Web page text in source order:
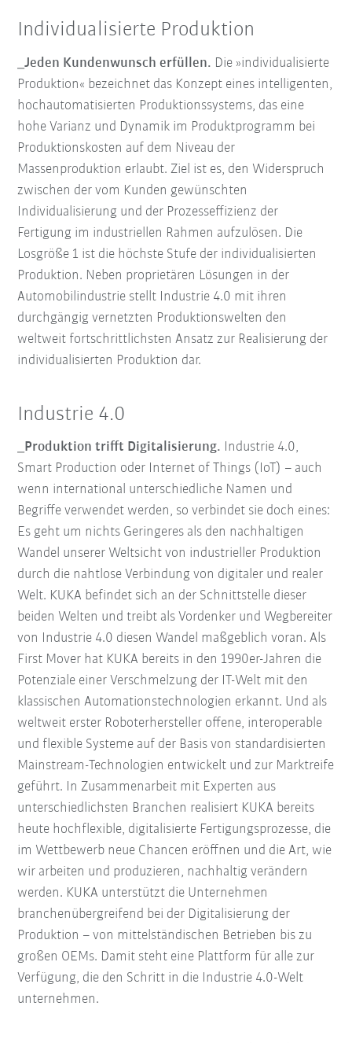
Individualisierte Produktion
_Jeden Kundenwunsch erfüllen. Die »individualisierte
Produktion« bezeichnet das Konzept eines intelligenten,
hochautomatisierten Produktionssystems, das eine
hohe Varianz und Dynamik im Produktprogramm bei
Produktionskosten auf dem Niveau der
Massenproduktion erlaubt. Ziel ist es, den Widerspruch
zwischen der vom Kunden gewünschten
Individualisierung und der Prozesseffizienz der
Fertigung im industriellen Rahmen aufzulösen. Die
Losgröße 1 ist die höchste Stufe der individualisierten
Produktion. Neben proprietären Lösungen in der
Automobilindustrie stellt Industrie 4.0 mit ihren
durchgängig vernetzten Produktionswelten den
weltweit fortschrittlichsten Ansatz zur Realisierung der
individualisierten Produktion dar.
Industrie 4.0
_Produktion trifft Digitalisierung. Industrie 4.0,
Smart Production oder Internet of Things (IoT) – auch
wenn international unterschiedliche Namen und
Begriffe verwendet werden, so verbindet sie doch eines:
Es geht um nichts Geringeres als den nachhaltigen
Wandel unserer Weltsicht von industrieller Produktion
durch die nahtlose Verbindung von digitaler und realer
Welt. KUKA befindet sich an der Schnittstelle dieser
beiden Welten und treibt als Vordenker und Wegbereiter
von Industrie 4.0 diesen Wandel maßgeblich voran. Als
First Mover hat KUKA bereits in den 1990er-Jahren die
Potenziale einer Verschmelzung der IT-Welt mit den
klassischen Automationstechnologien erkannt. Und als
weltweit erster Roboterhersteller offene, interoperable
und flexible Systeme auf der Basis von standardisierten
Mainstream-Technologien entwickelt und zur Marktreife
geführt. In Zusammenarbeit mit Experten aus
unterschiedlichsten Branchen realisiert KUKA bereits
heute hochflexible, digitalisierte Fertigungsprozesse, die
im Wettbewerb neue Chancen eröffnen und die Art, wie
wir arbeiten und produzieren, nachhaltig verändern
werden. KUKA unterstützt die Unternehmen
branchenübergreifend bei der Digitalisierung der
Produktion – von mittelständischen Betrieben bis zu
großen OEMs. Damit steht eine Plattform für alle zur
Verfügung, die den Schritt in die Industrie 4.0-Welt
unternehmen.